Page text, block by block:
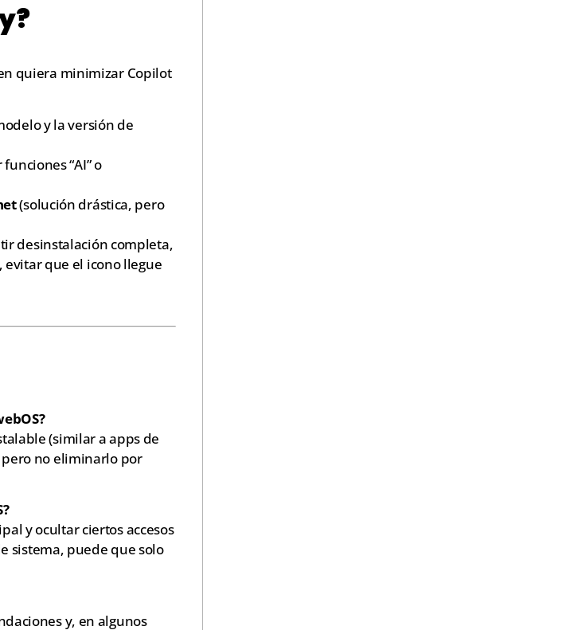
quiera minimizar Copilot
y la versión de
“AI” o
(solución drástica, pero
desinstalación completa,
evitar que el icono llegue
(similar a apps de
no eliminarlo por
y ocultar ciertos accesos
sistema, puede que solo
y, en algunos